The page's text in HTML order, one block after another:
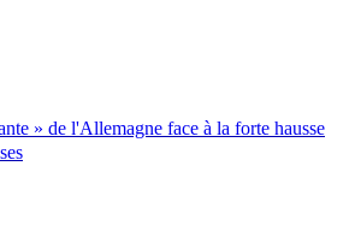
» de l'Allemagne face à la forte hausse